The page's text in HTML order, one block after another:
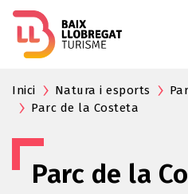
Inici Natura i esports
Parc de la Costeta
Parc de la